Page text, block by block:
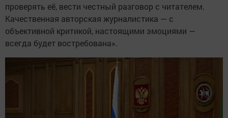
проверять её, вести честный разговор с читателем.
Качественная авторская журналистика — с
объективной критикой, настоящими эмоциями —
всегда будет востребована».